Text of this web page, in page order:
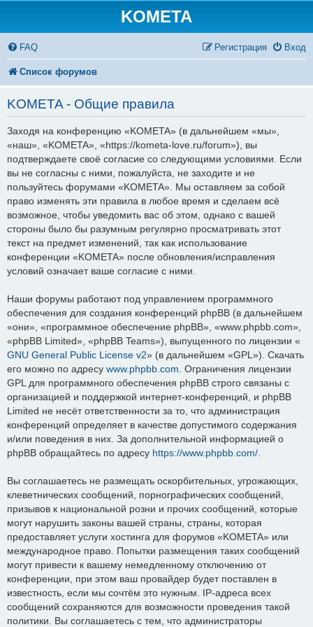
KOMETA
FAQ Вход
Регистрация
Список форумов
KOMETA - Общие правила
Заходя на конференцию «KOMETA» (в дальнейшем «мы»,
«наш», «KOMETA», «https://kometa-love.ru/forum»), вы
подтверждаете своё согласие со следующими условиями. Если
вы не согласны с ними, пожалуйста, не заходите и не
пользуйтесь форумами «KOMETA». Мы оставляем за собой
право изменять эти правила в любое время и сделаем всё
возможное, чтобы уведомить вас об этом, однако с вашей
стороны было бы разумным регулярно просматривать этот
текст на предмет изменений, так как использование
конференции «KOMETA» после обновления/исправления
условий означает ваше согласие с ними.
Наши форумы работают под управлением программного
обеспечения для создания конференций phpBB (в дальнейшем
«они», «программное обеспечение phpBB», «www.phpbb.com»,
«phpBB Limited», «phpBB Teams»), выпущенного по лицензии «
GNU General Public License v2» (в дальнейшем «GPL»). Скачать
его можно по адресу www.phpbb.com . Ограничения лицензии
GPL для программного обеспечения phpBB строго связаны с
организацией и поддержкой интернет-конференций, и phpBB
Limited не несёт ответственности за то, что администрация
конференций определяет в качестве допустимого содержания
и/или поведения в них. За дополнительной информацией о
phpBB обращайтесь по адресу https://www.phpbb.com/
Вы соглашаетесь не размещать оскорбительных, угрожающих,
клеветнических сообщений, порнографических сообщений,
призывов к национальной розни и прочих сообщений, которые
могут нарушить законы вашей страны, страны, которая
предоставляет услуги хостинга для форумов «KOMETA» или
международное право. Попытки размещения таких сообщений
могут привести к вашему немедленному отключению от
конференции, при этом ваш провайдер будет поставлен в
известность, если мы сочтём это нужным. IP-адреса всех
сообщений сохраняются для возможности проведения такой
политики. Вы соглашаетесь с тем, что администраторы